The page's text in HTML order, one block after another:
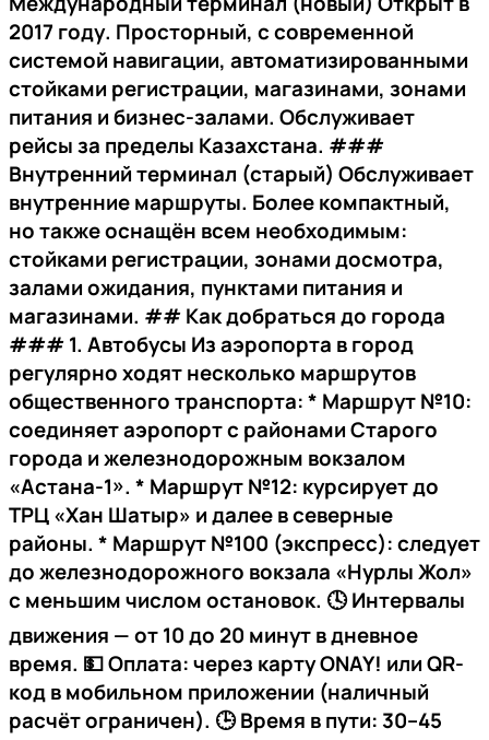
2017 году. Просторный, с современной
системой навигации, автоматизированными
стойками регистрации, магазинами, зонами
питания и бизнес-залами. Обслуживает
рейсы за пределы Казахстана. ###
Внутренний терминал (старый) Обслуживает
внутренние маршруты. Более компактный,
но также оснащён всем необходимым:
стойками регистрации, зонами досмотра,
залами ожидания, пунктами питания и
магазинами. ##Как добраться до города
###1. Автобусы Из аэропорта в город
регулярно ходят несколько маршрутов
общественного транспорта: * Маршрут №10:
соединяет аэропорт с районами Старого
города и железнодорожным вокзалом
«Астана-1». * Маршрут №12: курсирует до
ТРЦ «Хан Шатыр» и далее в северные
районы. * Маршрут №100 (экспресс): следует
до железнодорожного вокзала «Нурлы Жол»
с меньшим числом остановок. 🕓 Интервалы
движения — от 10 до 20 минут в дневное
время. 💵 Оплата: через картуONAY! или QR-
код в мобильном приложении (наличный
расчёт ограничен). 🕒 Время в пути: 30–45